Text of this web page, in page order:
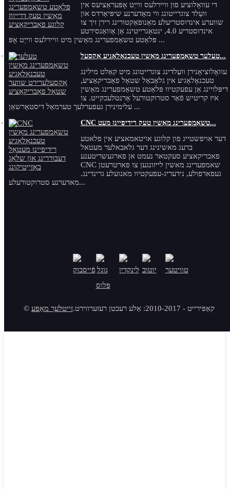
די עוואָלוציע פון ​​וויירלעס ווייַט אָפּעראַציעס אין
וועַלד צוגרייטונג ווי מאָדערנע שיפּיאַרדס און
שווערע אינדוסטריעלע מאַנופאַקטורינג רירן זיך צו
אינדוסטריע 4.0, ינטאַגרייטינג אַן אַוואַנסירטע
פּלאַטע טשאַמפערינג מאַשין מיט וויירלעס ווייַט אָפּ ...
טעלער טשאַמפערינג מאַשין טעכנאָלאָגיע אַקסעל...
עוואָלוציאָנירן וועַלדינג צוגרייטונג מיט קאַלט מילינג
טעכנאָלאָגיע אין גלאָבאַל שטאָל פאַבריקאַציע,
דיפּלויינג אַן עפעקטיוו פּלאַטע טשאַמפערינג מאַשין
איז קריטיש פֿאַר סטרוקטורעל אָרנטלעכקייט. צו
עלימינירן געפערלעך טערמאַל דיסטאָרשאַן ...
CNC טשאַמפערינג מאַשין טעק רידיפיינז מעט...
דער אויפשטייג פון קלוגע אויטאמאציע אין פלאטע
ברעג מאשינינג דער גלאבאלער מעטאל
פאבריקאציע סעקטאר נעמט אן פארגעשריטענע
CNC שאמפערינג מאשין לייזונגען צו פארטרעטן
געפארפולע, נידעריג-עפעקטיוו מאנועלע גרינדינג.
מאדערנע סטרוקטורעלע...
© קאַפּירייט - 2010-2017: אַלע רעכטן רעזערווירט. זייטלעך מאַפּע